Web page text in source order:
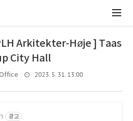
Arkitekter-Høje ] Taas
City Hall
2023. 5. 31. 13:00
광고